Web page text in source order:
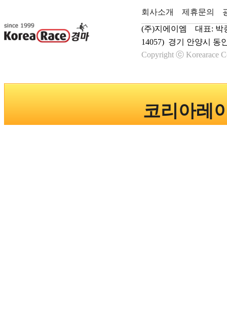
회사소개 제휴문의
(주)지에이엠 대표: 박
14057) 경기 안양시 동
Copyright ⓒ Korearace
코리아레